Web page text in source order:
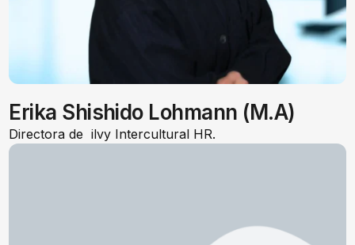
Erika Shishido Lohmann (M.A)
Directora de ilvy Intercultural HR.